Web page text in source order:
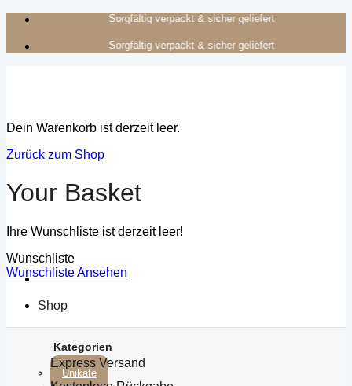
Zum
springen
Authentisches Kunsthandwerk aus Afrika
Authentisches Kunsthandwerk aus Afrika
Shop
Kategorien
Unikate
Dein Warenkorb ist derzeit leer.
Zurück zum Shop
Your Basket
Ihre Wunschliste ist derzeit leer!
Wunschliste
Wunschliste Ansehen
Express Versand